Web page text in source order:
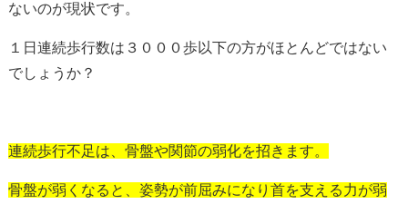
ないのが現状です。
１日連続歩行数は３０００歩以下の方がほとんどではない
でしょうか？
連続歩行不足は、骨盤や関節の弱化を招きます。
骨盤が弱くなると、姿勢が前屈みになり首を支える力が弱